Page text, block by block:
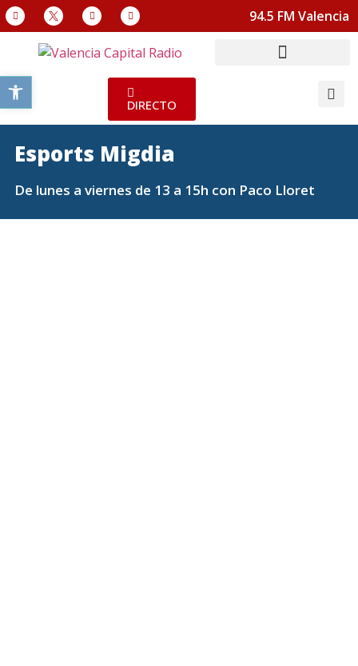
Abrir barra de herramientas
94.5 FM Valencia
DIRECTO
Esports Migdia
De lunes a viernes de 13 a 15h con Paco Lloret